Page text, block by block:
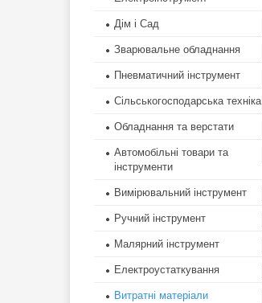
Дім і Сад
Зварювальне обладнання
Пневматичний інструмент
Сільськогосподарська техніка
Обладнання та верстати
Автомобільні товари та
інструменти
Вимірювальний інструмент
Ручний інструмент
Малярний інструмент
Електроустаткування
Витратні матеріали